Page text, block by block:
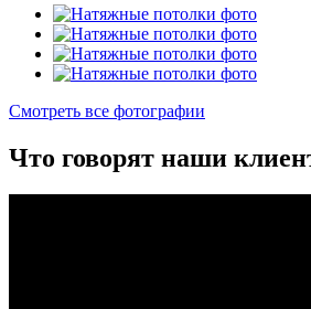
Смотреть все фотографии
Что говорят наши